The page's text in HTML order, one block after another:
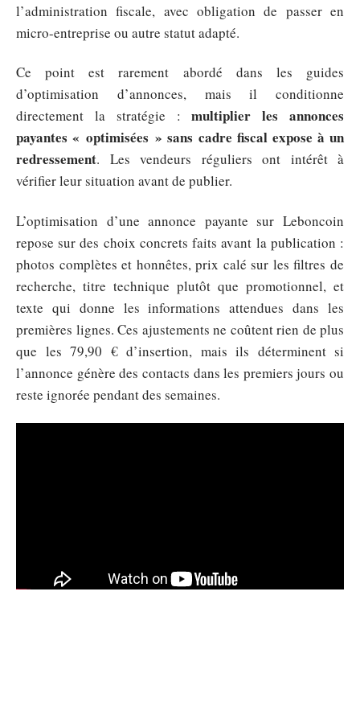
l’administration fiscale, avec obligation de passer en
micro-entreprise ou autre statut adapté.
Ce point est rarement abordé dans les guides
d’optimisation d’annonces, mais il conditionne
directement la stratégie :multiplier les annonces
payantes « optimisées » sans cadre fiscal expose à un
redressement. Les vendeurs réguliers ont intérêt à
vérifier leur situation avant de publier.
L’optimisation d’une annonce payante sur Leboncoin
repose sur des choix concrets faits avant la publication :
photos complètes et honnêtes, prix calé sur les filtres de
recherche, titre technique plutôt que promotionnel, et
texte qui donne les informations attendues dans les
premières lignes. Ces ajustements ne coûtent rien de plus
que les 79,90 € d’insertion, mais ils déterminent si
l’annonce génère des contacts dans les premiers jours ou
reste ignorée pendant des semaines.